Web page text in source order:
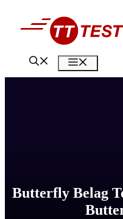
Inhalt
Butterfly Belag